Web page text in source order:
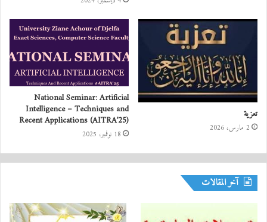
تعزية
2 مارس، 2026
National Seminar: Artificial
Intelligence – Techniques and
Recent Applications (AITRA’25)
18 نوفمبر، 2025
آخر المقالات